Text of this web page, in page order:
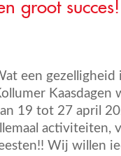
groot succes!
een
Kaasdagen
19 tot 27 april
activiteiten,
Wij willen